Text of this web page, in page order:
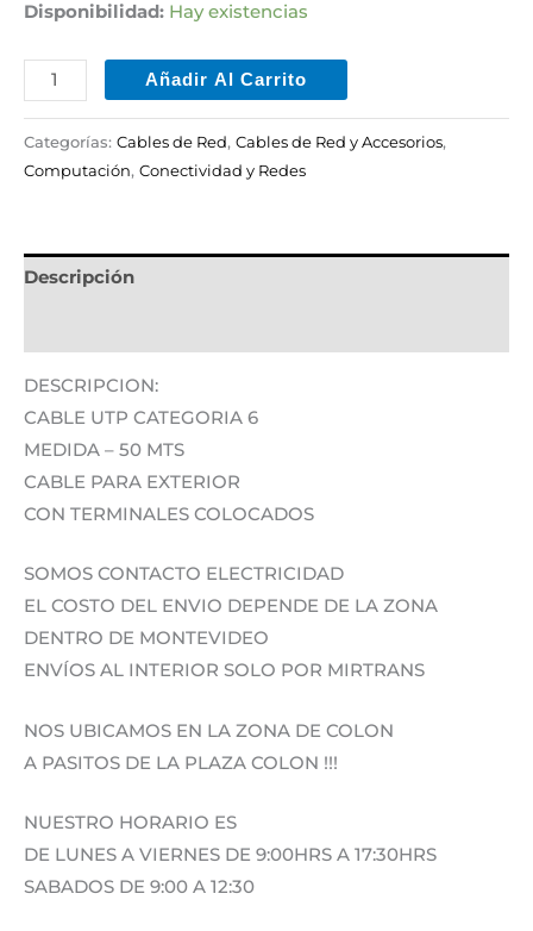
Disponibilidad: Hay existencias
Añadir Al Carrito
Categorías: Cables de Red, Cables de Red y Accesorios,
Computación, Conectividad y Redes
Descripción
DESCRIPCION:
CABLE UTP CATEGORIA 6
MEDIDA – 50 MTS
CABLE PARA EXTERIOR
CON TERMINALES COLOCADOS
SOMOS CONTACTO ELECTRICIDAD
EL COSTO DEL ENVIO DEPENDE DE LA ZONA
DENTRO DE MONTEVIDEO
ENVÍOS AL INTERIOR SOLO POR MIRTRANS
NOS UBICAMOS EN LA ZONA DE COLON
A PASITOS DE LA PLAZA COLON !!!
NUESTRO HORARIO ES
DE LUNES A VIERNES DE 9:00HRS A 17:30HRS
SABADOS DE 9:00 A 12:30